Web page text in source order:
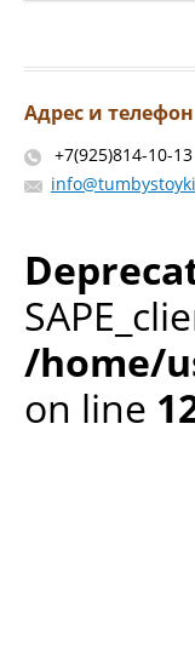
Адрес и телефон
+7(925)814-10-13
/home/
on line